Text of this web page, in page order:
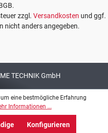
zzgl. Versandkosten und ggf.
nicht anders angegeben.
TECHNIK GmbH
eine bestmögliche Erfahrung
Informationen ...
Konfigurieren